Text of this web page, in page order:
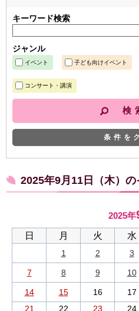
キーワード検索
ジャンル
イベント 子ども向けイベント
コンサート・講演
条件を
2025年9月11日（木）の
2025年
日 月 火 水
1 2 3
7 8 9 10
14 15 16 17
21
22 23 24